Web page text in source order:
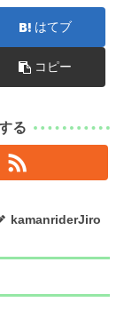
はてブ
コピー
る
kamanriderJiro